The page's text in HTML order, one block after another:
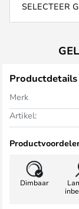
SELECTEER
Productdetails
Merk
Artikel:
Dimbaar